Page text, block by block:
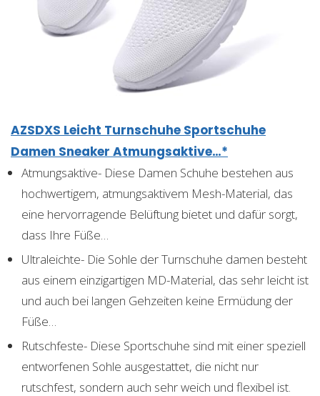
AZSDXS Leicht Turnschuhe Sportschuhe
Damen Sneaker Atmungsaktive…*
Atmungsaktive- Diese Damen Schuhe bestehen aus
hochwertigem, atmungsaktivem Mesh-Material, das
eine hervorragende Belüftung bietet und dafür sorgt,
dass Ihre Füße…
Ultraleichte- Die Sohle der Turnschuhe damen besteht
aus einem einzigartigen MD-Material, das sehr leicht ist
und auch bei langen Gehzeiten keine Ermüdung der
Füße…
Rutschfeste- Diese Sportschuhe sind mit einer speziell
entworfenen Sohle ausgestattet, die nicht nur
rutschfest, sondern auch sehr weich und flexibel ist.